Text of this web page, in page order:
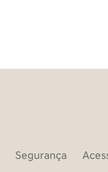
Segurança